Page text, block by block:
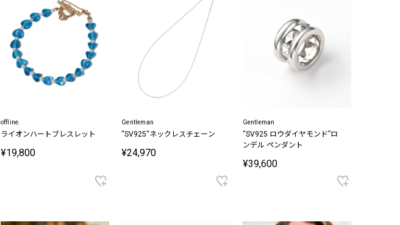
offline.
ライオンハートブレスレット
¥19,800
Gentleman
“SV925“ネックレスチェーン
¥24,970
Gentleman
“SV925 ロウダイヤモンド”ロ
ンデル ペンダント
¥39,600